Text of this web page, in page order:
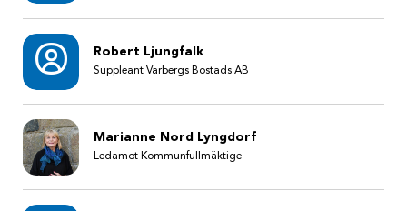
Robert Ljungfalk
Suppleant Varbergs Bostads AB
Marianne Nord Lyngdorf
Ledamot Kommunfullmäktige